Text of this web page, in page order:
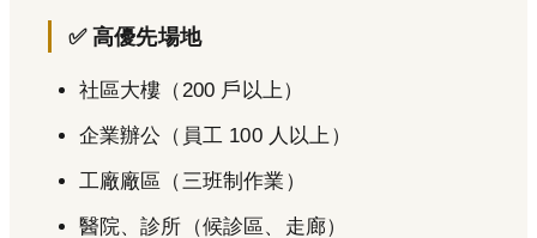
✅ 高優先場地
社區大樓（200 戶以上）
企業辦公（員工 100 人以上）
工廠廠區（三班制作業）
醫院、診所（候診區、走廊）